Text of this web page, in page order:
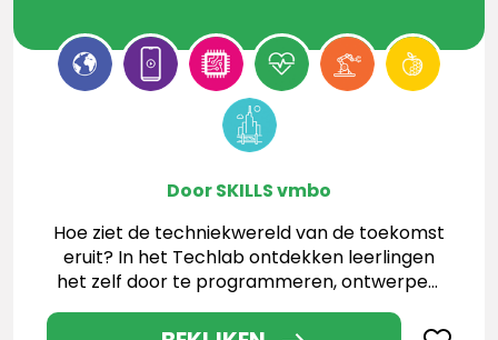
Door SKILLS vmbo
Hoe ziet de techniekwereld van de toekomst
eruit? In het Techlab ontdekken leerlingen
het zelf door te programmeren, ontwerpen,
testen en werken met de nieuwste
technologieën.